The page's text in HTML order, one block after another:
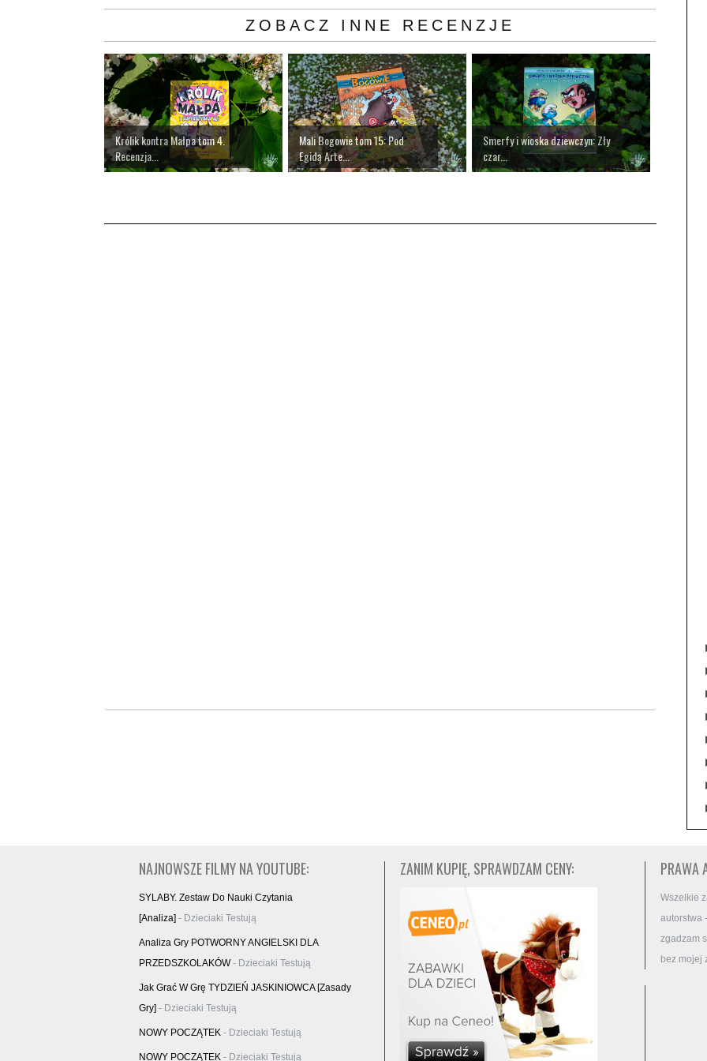
ZOBACZ INNE RECENZJE
Królik kontra Małpa tom 4.
Recenzja...
Mali Bogowie tom 15: Pod
Egidą Arte...
Smerfy i wioska dziewczyn: Zły
czar...
NAJNOWSZE FILMY NA YOUTUBE:
SYLABY. Zestaw Do Nauki Czytania
[analiza] - Dzieciaki Testują
Analiza Gry POTWORNY ANGIELSKI DLA
PRZEDSZKOLAKÓW- Dzieciaki Testują
Jak Grać W Grę TYDZIEŃ JASKINIOWCA [zasady
Gry] - Dzieciaki Testują
NOWY POCZĄTEK - Dzieciaki Testują
NOWY POCZĄTEK - Dzieciaki Testują
ZANIM KUPIĘ, SPRAWDZAM CENY: PRAWA
Wszelkie
autorstwa
zgadzam
bez mojej